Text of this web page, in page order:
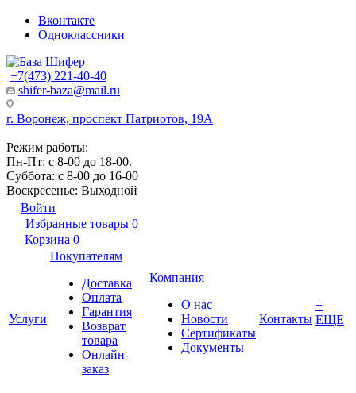
Вконтакте
Одноклассники
+7(473) 221-40-40
shifer-baza@mail.ru
г. Воронеж, проспект Патриотов, 19А
Режим работы:
Пн-Пт: с 8-00 до 18-00.
Суббота: с 8-00 до 16-00
Воскресенье: Выходной
Войти
Избранные товары 0
Корзина 0
Услуги
Покупателям
Доставка
Оплата
Гарантия
Возврат
товара
Онлайн-
заказ
Компания
О нас
Новости
Сертификаты
Документы
Контакты
+
ЕЩЕ